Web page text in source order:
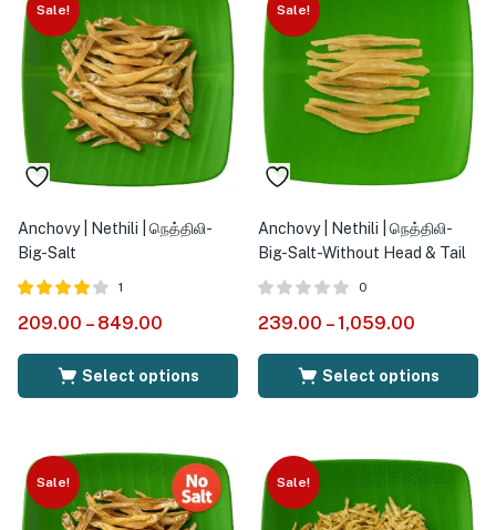
Sale!
Anchovy | Nethili | நெத்திலி-
Big-Salt
4.00
1
209.00 – 849.00
Select options
Sale!
Anchovy | Nethili | நெத்திலி-
Big-Salt-Without Head & Tail
0
239.00 – 1,059.00
Select options
Sale! Sale!